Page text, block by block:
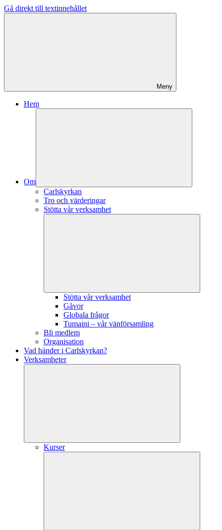
Gå direkt till textinnehållet
Meny
Hem
Om
Carlskyrkan
Tro och värderingar
Stötta vår verksamhet
Stötta vår verksamhet
Gåvor
Globala frågor
Tumaini – vår vänförsamling
Bli medlem
Organisation
Vad händer i Carlskyrkan?
Verksamheter
Kurser